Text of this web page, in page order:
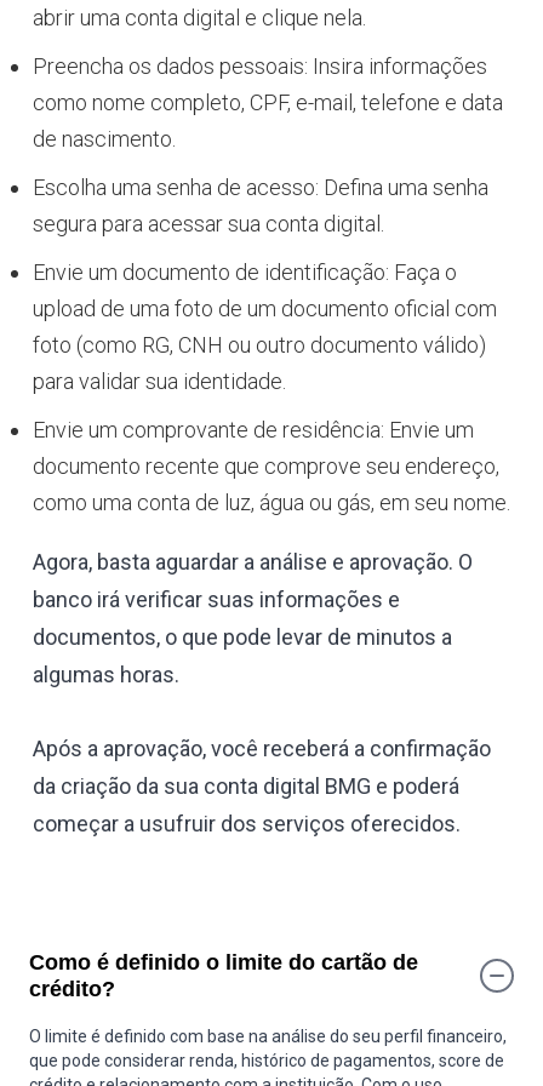
abrir uma conta digital e clique nela.
Preencha os dados pessoais: Insira informações
como nome completo, CPF, e-mail, telefone e data
de nascimento.
Escolha uma senha de acesso: Defina uma senha
segura para acessar sua conta digital.
Envie um documento de identificação: Faça o
upload de uma foto de um documento oficial com
foto (como RG, CNH ou outro documento válido)
para validar sua identidade.
Envie um comprovante de residência: Envie um
documento recente que comprove seu endereço,
como uma conta de luz, água ou gás, em seu nome.
Agora, basta aguardar a análise e aprovação. O
banco irá verificar suas informações e
documentos, o que pode levar de minutos a
algumas horas.
Após a aprovação, você receberá a confirmação
da criação da sua conta digital BMG e poderá
começar a usufruir dos serviços oferecidos.
Como é definido o limite do cartão de
crédito?
O limite é definido com base na análise do seu perfil financeiro,
que pode considerar renda, histórico de pagamentos, score de